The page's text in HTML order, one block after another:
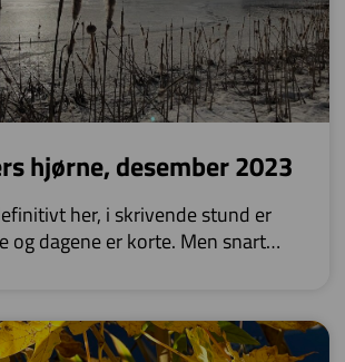
hjørne, desember 2023
her, i skrivende stund er
og dagene er korte. Men snart
er vi Indoor.